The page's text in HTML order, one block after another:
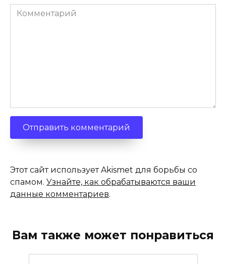
Комментарий
Этот сайт использует Akismet для борьбы со
спамом. Узнайте, как обрабатываются ваши
данные комментариев.
Вам также может понравиться